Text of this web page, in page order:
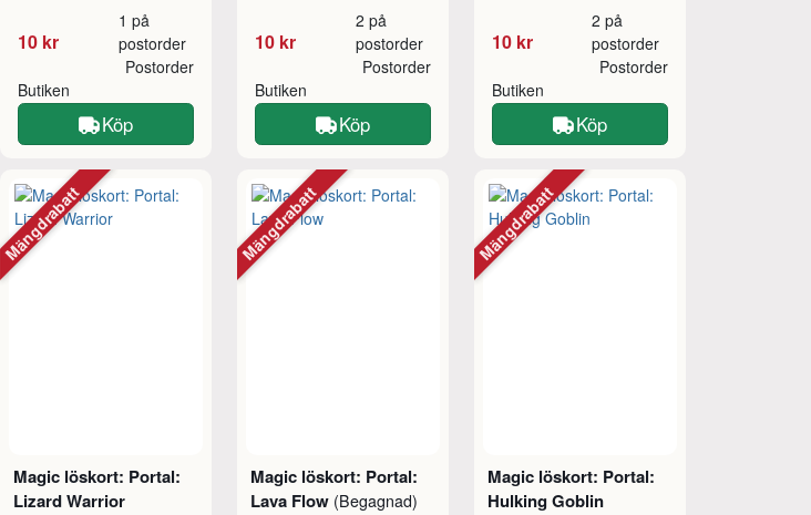
10 kr
1 på
postorder
Butiken
Postorder
Köp
10 kr
2 på
postorder
Butiken
Postorder
Köp
10 kr
2 på
postorder
Butiken
Postorder
Köp
Magic löskort: Portal:
Lizard Warrior
Mängdrabatt
Magic löskort: Portal:
Lava Flow (Begagnad)
Mängdrabatt
Magic löskort: Portal:
Hulking Goblin
Mängdrabatt